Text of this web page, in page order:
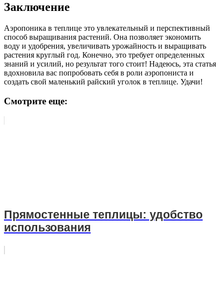
Заключение
Аэропоника в теплице это увлекательный и перспективный
способ выращивания растений. Она позволяет экономить
воду и удобрения, увеличивать урожайность и выращивать
растения круглый год. Конечно, это требует определенных
знаний и усилий, но результат того стоит! Надеюсь, эта статья
вдохновила вас попробовать себя в роли аэропониста и
создать свой маленький райский уголок в теплице. Удачи!
Смотрите еще:
Прямостенные теплицы: удобство
использования